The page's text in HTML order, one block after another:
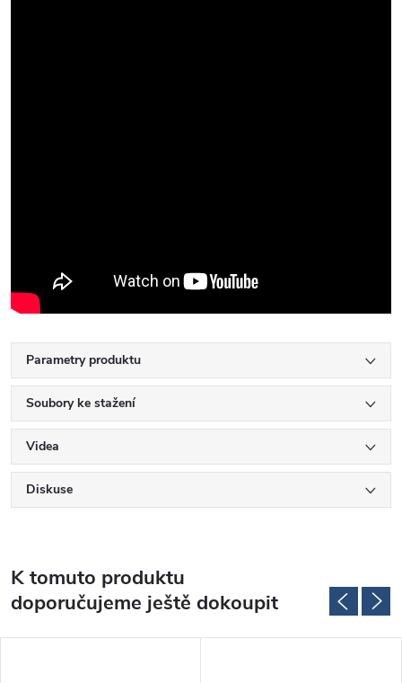
Parametry produktu
Soubory ke stažení
Videa
Diskuse
K tomuto produktu
doporučujeme ještě dokoupit